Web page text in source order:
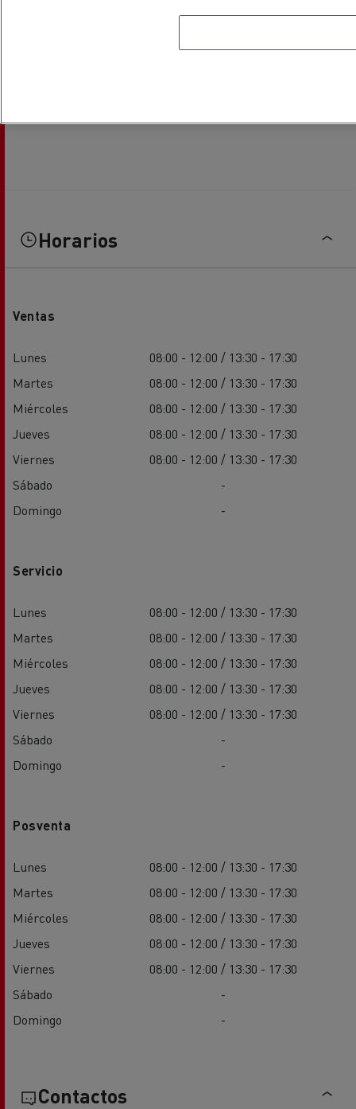
Horarios
Ventas
Lunes
08:00 - 12:00 / 13:30 - 17:30
Martes
08:00 - 12:00 / 13:30 - 17:30
Miércoles
08:00 - 12:00 / 13:30 - 17:30
Jueves
08:00 - 12:00 / 13:30 - 17:30
Viernes
08:00 - 12:00 / 13:30 - 17:30
Sábado
-
Domingo
-
Servicio
Lunes
08:00 - 12:00 / 13:30 - 17:30
Martes
08:00 - 12:00 / 13:30 - 17:30
Miércoles
08:00 - 12:00 / 13:30 - 17:30
Jueves
08:00 - 12:00 / 13:30 - 17:30
Viernes
08:00 - 12:00 / 13:30 - 17:30
Sábado
-
Domingo
-
Posventa
Lunes
08:00 - 12:00 / 13:30 - 17:30
Martes
08:00 - 12:00 / 13:30 - 17:30
Miércoles
08:00 - 12:00 / 13:30 - 17:30
Jueves
08:00 - 12:00 / 13:30 - 17:30
Viernes
08:00 - 12:00 / 13:30 - 17:30
Sábado
-
Domingo
-
Contactos